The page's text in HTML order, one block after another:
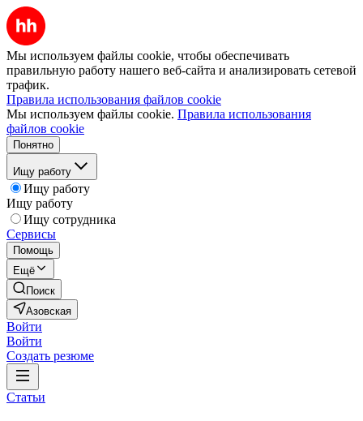
Мы используем файлы cookie, чтобы обеспечивать
правильную работу нашего веб-сайта и анализировать сетевой
трафик.
Правила использования файлов cookie
Мы используем файлы cookie. Правила использования
файлов cookie
Понятно
Ищу работу
Ищу работу
Ищу работу
Ищу сотрудника
Сервисы
Помощь
Ещё
Поиск
Азовская
Войти
Войти
Создать резюме
Статьи